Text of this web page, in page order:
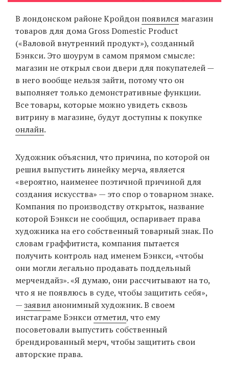
EN
UA
В лондонском районе Кройдон появился магазин
товаров для дома Gross Domestic Product
(«Валовой внутренний продукт»), созданный
Бэнкси. Это шоурум в самом прямом смысле:
магазин не открыл свои двери для покупателей —
в него вообще нельзя зайти, потому что он
выполняет только демонстративные функции.
Все товары, которые можно увидеть сквозь
витрину в магазине, будут доступны к покупке
онлайн.
Художник объяснил, что причина, по которой он
решил выпустить линейку мерча, является
«вероятно, наименее поэтичной причиной для
создания искусства» — это спор о товарном знаке.
Компания по производству открыток, название
которой Бэнкси не сообщил, оспаривает права
художника на его собственный товарный знак. По
словам граффитиста, компания пытается
получить контроль над именем Бэнкси, «чтобы
они могли легально продавать поддельный
мерчендайз». «Я думаю, они рассчитывают на то,
что я не появлюсь в суде, чтобы защитить себя»,
—заявил анонимный художник. В своем
инстаграме Бэнкси отметил, что ему
посоветовали выпустить собственный
брендированный мерч, чтобы защитить свои
авторские права.